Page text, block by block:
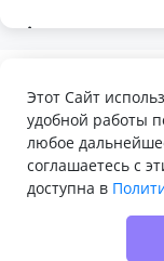
🛏
Палитра
- Темно-серый
- Сиреневый
- Персиковый
Шелковые
Этот Сайт
удобной работы
любое
соглашаетесь с
доступна в
© 2022 - 2026